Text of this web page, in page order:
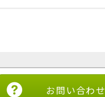
お問い合わせ